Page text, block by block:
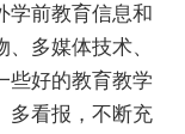
学前教育信息和
多媒体技术、
些好的教育教学
多看报，不断充